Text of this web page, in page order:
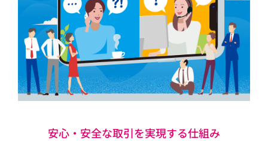
安心・安全な取引を実現する仕組み